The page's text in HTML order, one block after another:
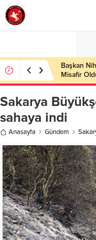
Başkan
Misafir
Sakarya
sahaya indi
Anasayfa Gündem